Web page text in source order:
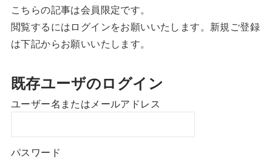
こちらの記事は会員限定です。
閲覧するにはログインをお願いいたします。新規ご登録
は下記からお願いいたします。
既存ユーザのログイン
ユーザー名またはメールアドレス
パスワード